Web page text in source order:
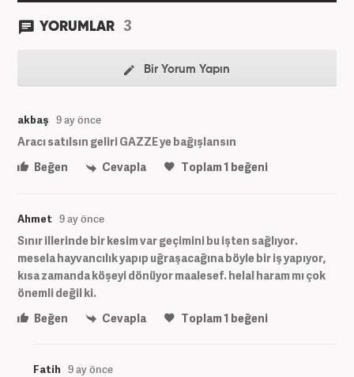
YORUMLAR 3
Bir Yorum Yapın
akbaş 9 ay önce
Aracı satılsın geliri GAZZE ye bağışlansın
Beğen
Cevapla Toplam1 beğeni
Ahmet 9 ay önce
Sınır illerinde bir kesim var geçimini bu işten sağlıyor.
mesela hayvancılık yapıp uğraşacağına böyle bir iş yapıyor,
kısa zamanda köşeyi dönüyor maalesef. helal haram mı çok
önemli değil ki.
Beğen
Cevapla Toplam1 beğeni
Fatih 9 ay önce